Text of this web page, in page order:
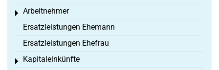
Arbeitnehmer
Toggle menu
Ersatzleistungen Ehemann
Ersatzleistungen Ehefrau
Kapitaleinkünfte
Toggle menu